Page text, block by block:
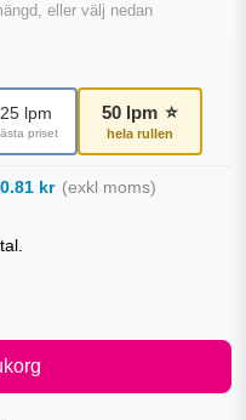
eller välj nedan
25lpm
priset
50 lpm ⭐
hela rullen
kr (exkl moms)